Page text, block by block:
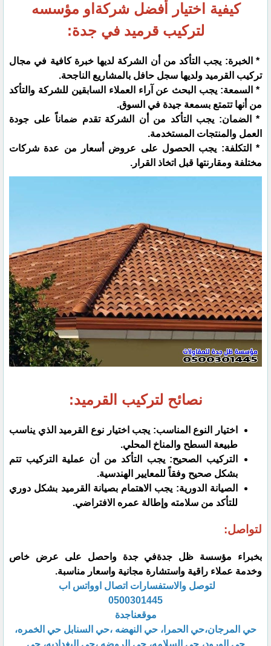
كيفية اختيار أفضل شركةاو مؤسسه
لتركيب قرميد في جدة:
* الخبرة: يجب التأكد من أن الشركة لديها خبرة كافية في مجال
تركيب القرميد ولديها سجل حافل بالمشاريع الناجحة.
* السمعة: يجب البحث عن آراء العملاء السابقين للشركة والتأكد
من أنها تتمتع بسمعة جيدة في السوق.
* الضمان: يجب التأكد من أن الشركة تقدم ضماناً على جودة
العمل والمنتجات المستخدمة.
* التكلفة: يجب الحصول على عروض أسعار من عدة شركات
مختلفة ومقارنتها قبل اتخاذ القرار.
نصائح لتركيب القرميد:
اختيار النوع المناسب: يجب اختيار نوع القرميد الذي يناسب
طبيعة السطح والمناخ المحلي.
التركيب الصحيح: يجب التأكد من أن عملية التركيب تتم
بشكل صحيح وفقاً للمعايير الهندسية.
الصيانة الدورية: يجب الاهتمام بصيانة القرميد بشكل دوري
للتأكد من سلامته وإطالة عمره الافتراضي.
لتواصل:
بخبراء مؤسسة ظل جدةفي جدة واحصل على عرض خاص
وخدمة عملاء راقية واستشارة مجانية واسعار مناسبة.
لتوصل والاستفسارات اتصال اوواتس اب
0500301445
موقعناجدة
حي المرجان،حي الحمرا، حي النهضه ،حي السنابل حي الخمره،
حي الورود، حي السلامه، حي الروضه ،حي البغداديه، حي